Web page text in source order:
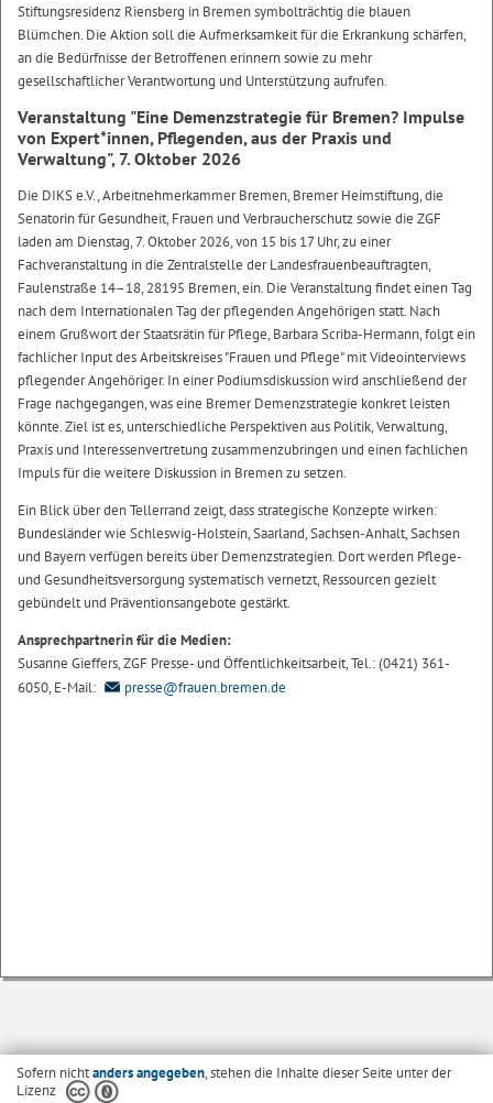
Stiftungsresidenz Riensberg in Bremen symbolträchtig die blauen
Blümchen. Die Aktion soll die Aufmerksamkeit für die Erkrankung schärfen,
an die Bedürfnisse der Betroffenen erinnern sowie zu mehr
gesellschaftlicher Verantwortung und Unterstützung aufrufen.
Veranstaltung "Eine Demenzstrategie für Bremen? Impulse
von Expert*innen, Pflegenden, aus der Praxis und
Verwaltung", 7. Oktober 2026
Die DIKS e.V., Arbeitnehmerkammer Bremen, Bremer Heimstiftung, die
Senatorin für Gesundheit, Frauen und Verbraucherschutz sowie die ZGF
laden am Dienstag, 7. Oktober 2026, von 15 bis 17 Uhr, zu einer
Fachveranstaltung in die Zentralstelle der Landesfrauenbeauftragten,
Faulenstraße 14–18, 28195 Bremen, ein. Die Veranstaltung findet einen Tag
nach dem Internationalen Tag der pflegenden Angehörigen statt. Nach
einem Grußwort der Staatsrätin für Pflege, Barbara Scriba-Hermann, folgt ein
fachlicher Input des Arbeitskreises "Frauen und Pflege" mit Videointerviews
pflegender Angehöriger. In einer Podiumsdiskussion wird anschließend der
Frage nachgegangen, was eine Bremer Demenzstrategie konkret leisten
könnte. Ziel ist es, unterschiedliche Perspektiven aus Politik, Verwaltung,
Praxis und Interessenvertretung zusammenzubringen und einen fachlichen
Impuls für die weitere Diskussion in Bremen zu setzen.
Ein Blick über den Tellerrand zeigt, dass strategische Konzepte wirken:
Bundesländer wie Schleswig-Holstein, Saarland, Sachsen-Anhalt, Sachsen
und Bayern verfügen bereits über Demenzstrategien. Dort werden Pflege-
und Gesundheitsversorgung systematisch vernetzt, Ressourcen gezielt
gebündelt und Präventionsangebote gestärkt.
Ansprechpartnerin für die Medien:
Susanne Gieffers, ZGF Presse- und Öffentlichkeitsarbeit, Tel.: (0421) 361-
6050, E-Mail:
presse@frauen.bremen.de
Sofern nichtanders angegeben, stehen die Inhalte dieser Seite unter der
Lizenz